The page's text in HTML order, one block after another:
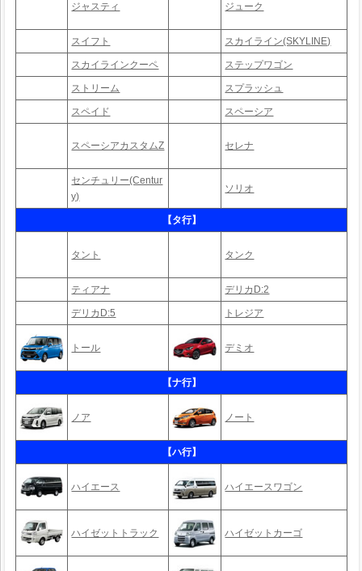
ジャスティ ジューク
スイフト スカイライン(SKYLINE)
スカイラインクーペ ステップワゴン
ストリーム スプラッシュ
スペイド スペーシア
スペーシアカスタムZ セレナ
センチュリー(Centur
y)
ソリオ
【タ行】
タント タンク
ティアナ デリカD:2
デリカD:5 トレジア
トール デミオ
【ナ行】
ノア ノート
【ハ行】
ハイエース ハイエースワゴン
ハイゼットトラック ハイゼットカーゴ